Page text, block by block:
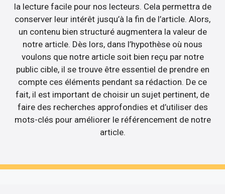
la lecture facile pour nos lecteurs. Cela permettra de
conserver leur intérêt jusqu’à la fin de l’article. Alors,
un contenu bien structuré augmentera la valeur de
notre article. Dès lors, dans l’hypothèse où nous
voulons que notre article soit bien reçu par notre
public cible, il se trouve être essentiel de prendre en
compte ces éléments pendant sa rédaction. De ce
fait, il est important de choisir un sujet pertinent, de
faire des recherches approfondies et d’utiliser des
mots-clés pour améliorer le référencement de notre
article.